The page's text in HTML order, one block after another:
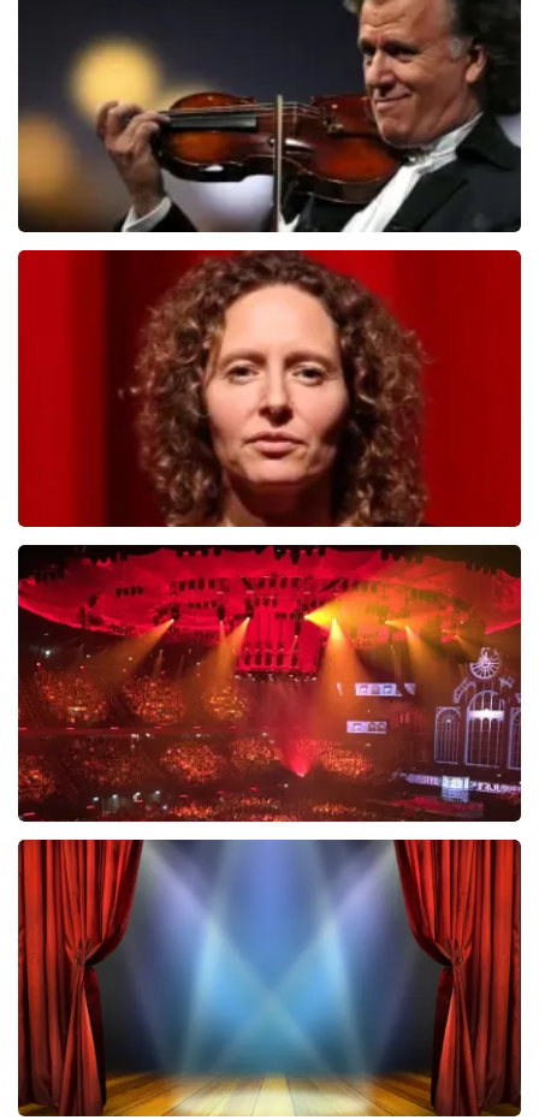
BESTEL NU
Andre Rieu
laatste 30 minuten
BESTEL NU
Esther van der Voort
488laatste 30 minuten
BESTEL NU
Vrienden Van Amstel Live
423 laatste 30 minuten
BESTEL NU